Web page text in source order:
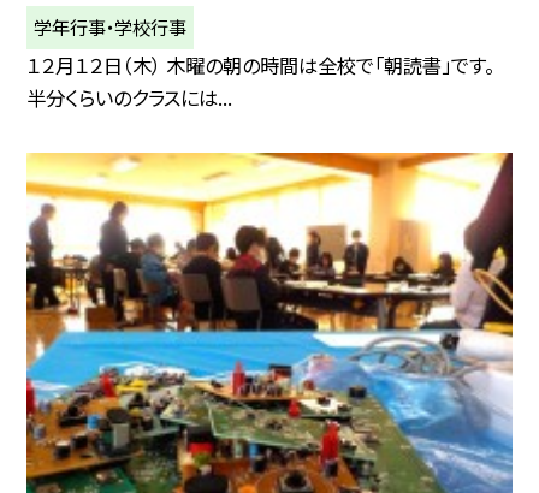
学年行事・学校行事
１２月１２日（木） 木曜の朝の時間は全校で「朝読書」です。
半分くらいのクラスには...